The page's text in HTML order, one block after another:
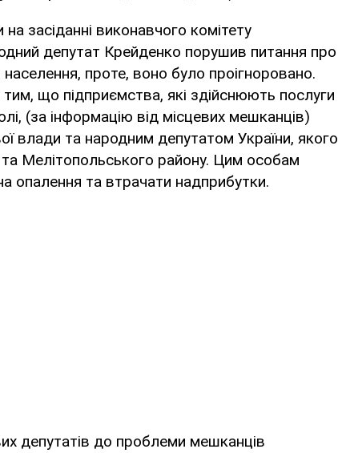
засіданні виконавчого комітету
депутат Крейденко порушив питання про
проте, воно було проігноровано.
що підприємства, які здійснюють послуги
(за інформацію від місцевих мешканців)
влади та народним депутатом України, якого
Мелітопольського району. Цим особам
опалення та втрачати надприбутки.
депутатів до проблеми мешканців